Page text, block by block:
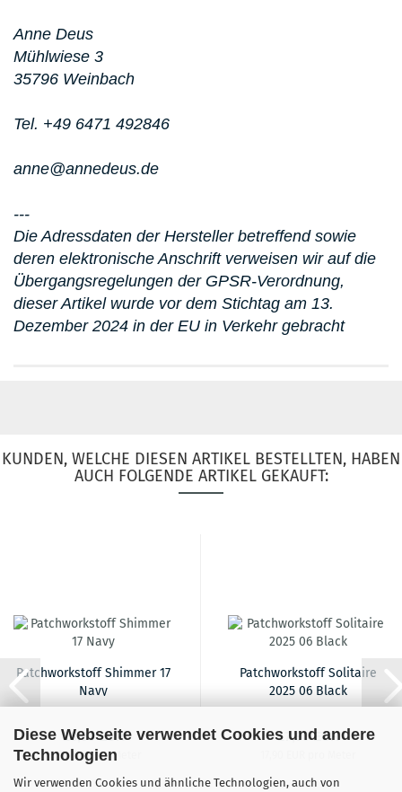
Diese Webseite verwendet Cookies und andere
Technologien
Wir verwenden Cookies und ähnliche Technologien, auch von
Anne Deus
Mühlwiese 3
35796 Weinbach
Tel. +49 6471 492846
anne@annedeus.de
---
Die Adressdaten der Hersteller betreffend sowie
deren elektronische Anschrift verweisen wir auf die
Übergangsregelungen der GPSR-Verordnung,
dieser Artikel wurde vor dem Stichtag am 13.
Dezember 2024 in der EU in Verkehr gebracht
KUNDEN, WELCHE DIESEN ARTIKEL BESTELLTEN, HABEN
AUCH FOLGENDE ARTIKEL GEKAUFT:
Patchworkstoff Shimmer 17
Navy
16,90 EUR
16,90 EUR pro Meter
Patchworkstoff Solitaire
2025 06 Black
17,90 EUR